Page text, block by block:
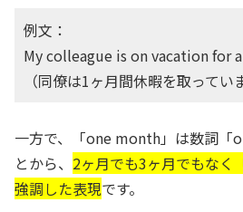
例文：
My colleague is on vacation for
（同僚は1ヶ月間休暇を取ってい
一方で、「one month」は数詞「
とから、 2ヶ月でも3ヶ月でもなく
強調した表現です。